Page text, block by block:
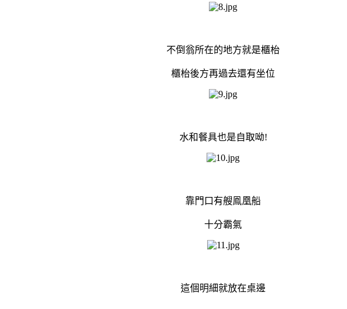
不倒翁所在的地方就是櫃枱
櫃枱後方再過去還有坐位
水和餐具也是自取呦!
靠門口有艘鳯凰船
十分霸氣
這個明細就放在桌邊